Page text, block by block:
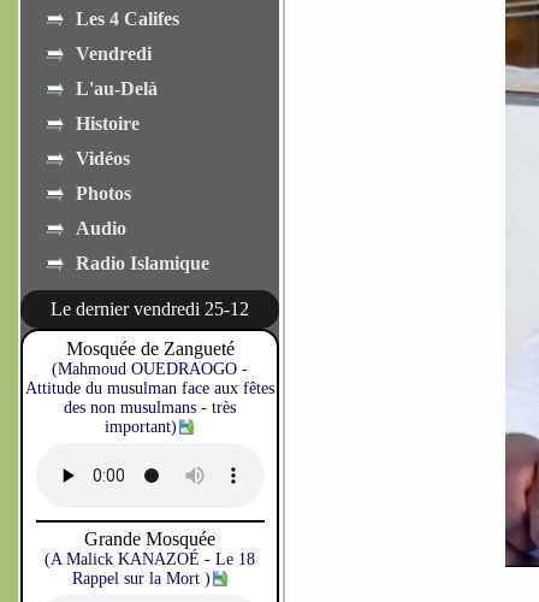
Les 4 Califes
Vendredi
L'au-Delà
Histoire
Vidéos
Photos
Audio
Radio Islamique
Le dernier vendredi 25-12
Mosquée de Zangueté
(Mahmoud OUEDRAOGO -
Attitude du musulman face aux fêtes
des non musulmans - très
important)
Grande Mosquée
(A Malick KANAZOÉ - Le 18
Rappel sur la Mort )